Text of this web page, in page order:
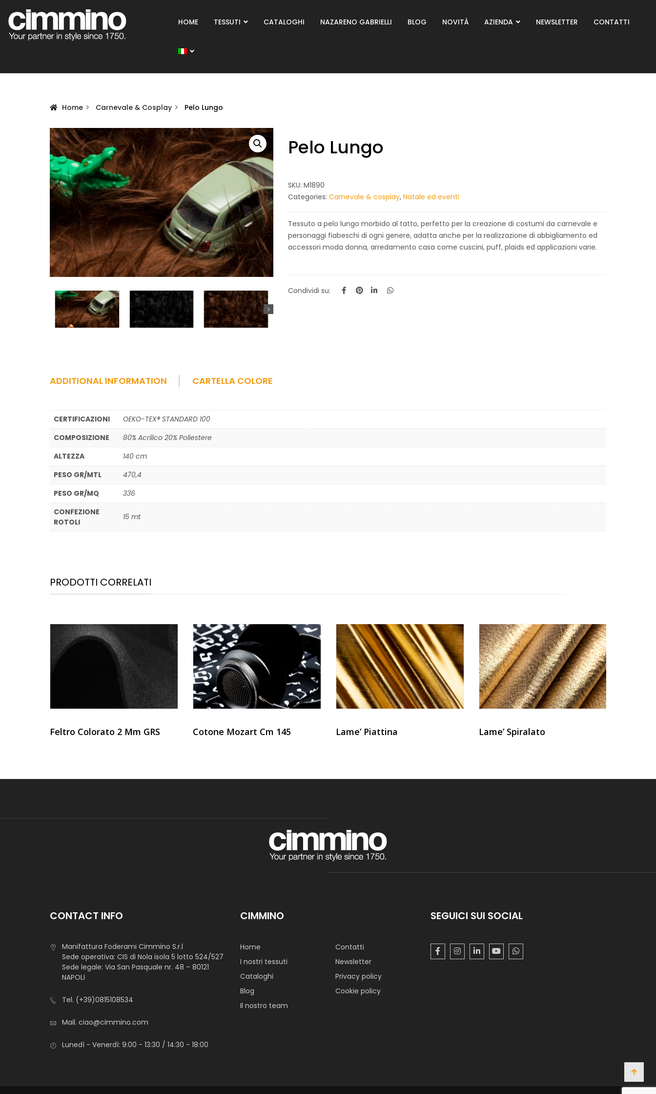
HOME TESSUTI CATALOGHI NAZARENO GABRIELLI BLOG NOVITÀ AZIENDA NEWSLETTER CONTATTI
Home Carnevale & Cosplay Pelo Lungo
Pelo Lungo
SKU: M1890
Categories: Carnevale & cosplay, Natale ed eventi
Tessuto a pelo lungo morbido al tatto, perfetto per la creazione di costumi da carnevale e
personaggi fiabeschi di ogni genere, adatta anche per la realizzazione di abbigliamento ed
accessori moda donna, arredamento casa come cuscini, puff, plaids ed applicazioni varie.
Condividi su:
ADDITIONAL INFORMATION CARTELLA COLORE
CERTIFICAZIONI
OEKO-TEX® STANDARD 100
COMPOSIZIONE
80% Acrilico 20% Poliestere
ALTEZZA
140 cm
PESO GR/MTL
470,4
PESO GR/MQ
336
CONFEZIONE
ROTOLI
15 mt
PRODOTTI CORRELATI
Feltro Colorato 2 Mm GRS Cotone Mozart Cm 145 Lame’ Piattina Lame’ Spiralato
CONTACT INFO
Manifattura Foderami Cimmino S.r.l
Sede operativa: CIS di Nola isola 5 lotto 524/527
Sede legale: Via San Pasquale nr. 48 – 80121
NAPOLI
Tel. (+39)0815108534
Mail. ciao@cimmino.com
Lunedì - Venerdì: 9:00 - 13:30 / 14:30 - 18:00
CIMMINO
Home
I nostri tessuti
Cataloghi
Blog
Il nostro team
Contatti
Newsletter
Privacy policy
Cookie policy
SEGUICI SUI SOCIAL